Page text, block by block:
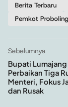
Berita Terbaru
Pemkot
Sebelumnya
Bupati
Perbaikan Tiga
Menteri, Fokus
dan Rusak